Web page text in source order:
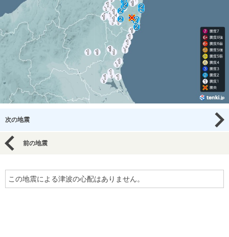
次の地震
前の地震
この地震による津波の心配はありません。